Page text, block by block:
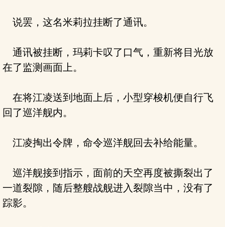
说罢，这名米莉拉挂断了通讯。
通讯被挂断，玛莉卡叹了口气，重新将目光放
在了监测画面上。
在将江凌送到地面上后，小型穿梭机便自行飞
回了巡洋舰内。
江凌掏出令牌，命令巡洋舰回去补给能量。
巡洋舰接到指示，面前的天空再度被撕裂出了
一道裂隙，随后整艘战舰进入裂隙当中，没有了
踪影。